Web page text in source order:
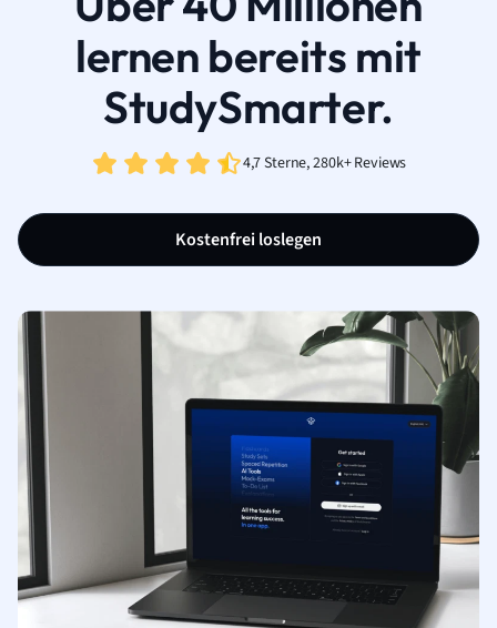
lernen bereits mit
StudySmarter.
4,7 Sterne, 280k+ Reviews
Kostenfrei loslegen